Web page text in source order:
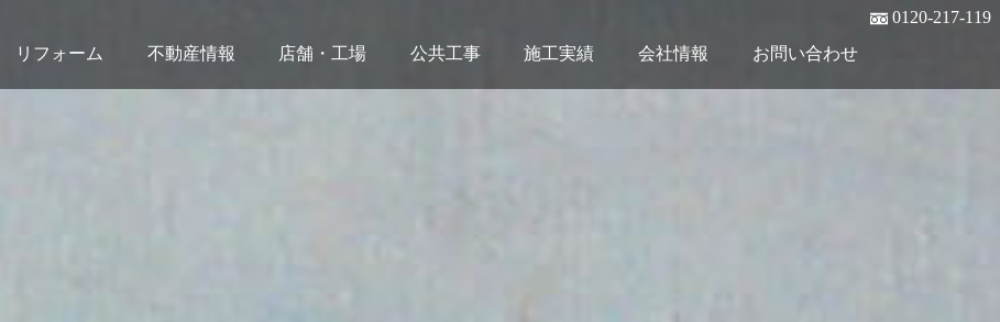
0120-217-119
リフォーム 不動産情報 店舗・工場 公共工事 施工実績 会社情報 お問い合わせ